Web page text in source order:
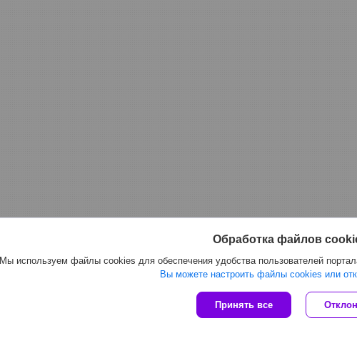
Обработка файлов
Мы используем файлы cookies для обеспечения удобства пользователей
Вы можете настроить файлы cookies или
Принять все